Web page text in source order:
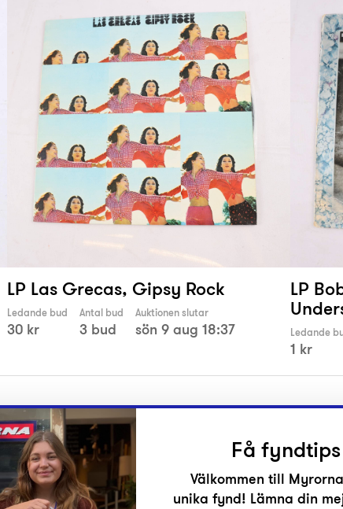
LP Las Grecas, Gipsy Rock
Ledande bud
30 kr
Antal bud
3 bud
Auktionen slutar
sön 9 aug 18:37
LP
Ledande
1 kr
Få
Välkommen till
unika fynd! Lämna din